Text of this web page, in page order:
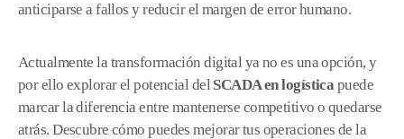
anticiparse a fallos y reducir el margen de error humano.
Actualmente la transformación digital ya no es una opción, y
por ello explorar el potencial delSCADA en logísticapuede
marcar la diferencia entre mantenerse competitivo o quedarse
atrás. Descubre cómo puedes mejorar tus operaciones de la